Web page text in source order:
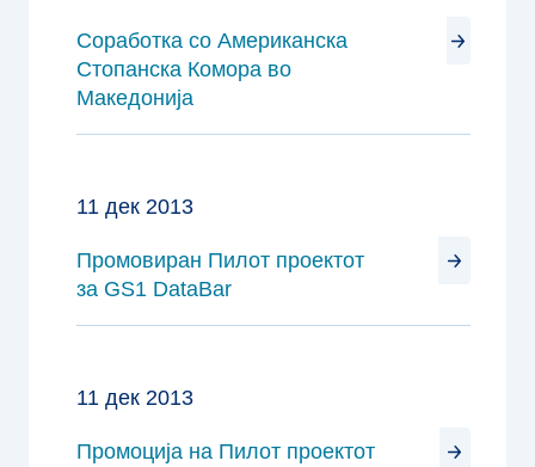
Соработка со Американска
Стопанска Комора во
Македонија
11 дек 2013
Промовиран Пилот проектот
за GS1 DataBar
11 дек 2013
Промоција на Пилот проектот